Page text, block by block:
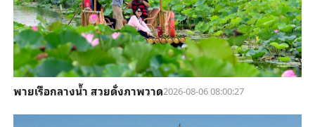
พายเรือกลางน้ำ สวยดั่งภาพวาด2026-08-06 08:00:27